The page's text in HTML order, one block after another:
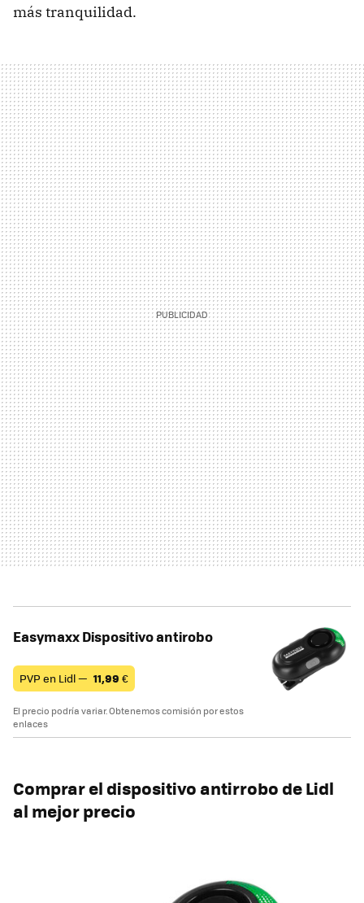
más tranquilidad.
Easymaxx Dispositivo antirobo
PVP en Lidl — 11,99 €
El precio podría variar. Obtenemos comisión por estos
enlaces
Comprar el dispositivo antirrobo de Lidl
al mejor precio